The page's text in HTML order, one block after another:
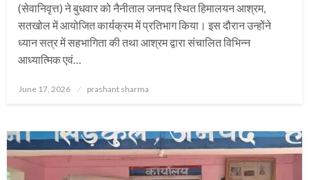
(सेवानिवृत्त) ने बुधवार को नैनीताल जनपद स्थित हिमालयन आश्रम,
सतखोल में आयोजित कार्यक्रम में प्रतिभाग किया। इस दौरान उन्होंने
ध्यान सत्र में सहभागिता की तथा आश्रम द्वारा संचालित विभिन्न
आध्यात्मिक एवं…
Posted
June 17, 2026 prashant sharma